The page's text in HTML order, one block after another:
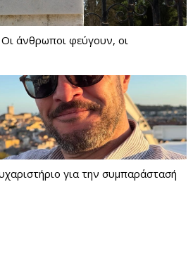
άνθρωποι φεύγουν, οι
για την συμπαράστασή